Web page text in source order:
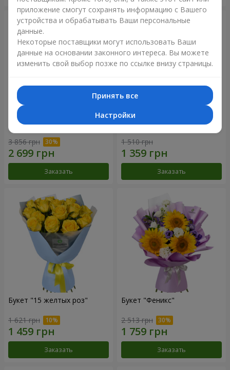
Букет "Крещатик"
3 856 грн
Заказать
Букет "Мы и лето"
1 510 грн
Заказать
Букет "15 желтых роз"
1 621 грн
Заказать
Букет "Феникс"
2 513 грн
Заказать
приложение смогут сохранять информацию с Вашего
устройства и обрабатывать Ваши персональные
данные.
Некоторые поставщики могут использовать Ваши
данные на основании законного интереса. Вы можете
изменить свой выбор позже по ссылке внизу страницы.
Принять все
Настройки